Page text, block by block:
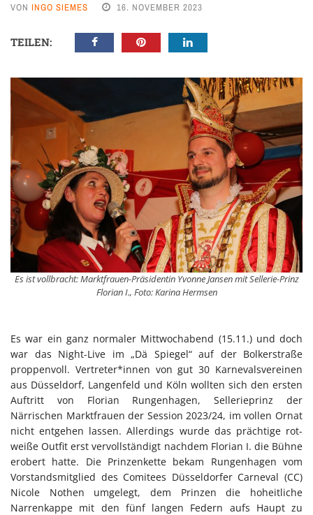
VON INGO SIEMES 16. NOVEMBER 2023
TEILEN:
Es ist vollbracht: Marktfrauen-Präsidentin Yvonne Jansen mit Sellerie-Prinz
Florian I., Foto: Karina Hermsen
Es war ein ganz normaler Mittwochabend (15.11.) und doch
war das Night-Live im „Dä Spiegel“ auf der Bolkerstraße
proppenvoll. Vertreter*innen von gut 30 Karnevalsvereinen
aus Düsseldorf, Langenfeld und Köln wollten sich den ersten
Auftritt von Florian Rungenhagen, Sellerieprinz der
Närrischen Marktfrauen der Session 2023/24, im vollen Ornat
nicht entgehen lassen. Allerdings wurde das prächtige rot-
weiße Outfit erst vervollständigt nachdem Florian I. die Bühne
erobert hatte. Die Prinzenkette bekam Rungenhagen vom
Vorstandsmitglied des Comitees Düsseldorfer Carneval (CC)
Nicole Nothen umgelegt, dem Prinzen die hoheitliche
Narrenkappe mit den fünf langen Federn aufs Haupt zu